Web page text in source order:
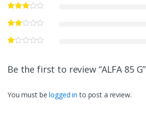
Be the first to review “ALFA 85 G”
You must belogged in to post a review.